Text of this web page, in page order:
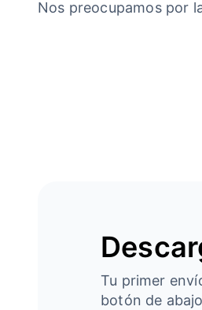
Nos preocupamos por
Tu primer
botón de